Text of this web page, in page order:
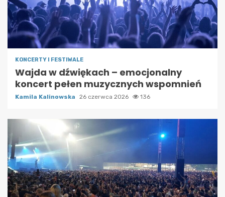
KONCERTY I FESTIWALE
Wajda w dźwiękach – emocjonalny
koncert pełen muzycznych wspomnień
Kamila Kalinowska 26 czerwca 2026 136